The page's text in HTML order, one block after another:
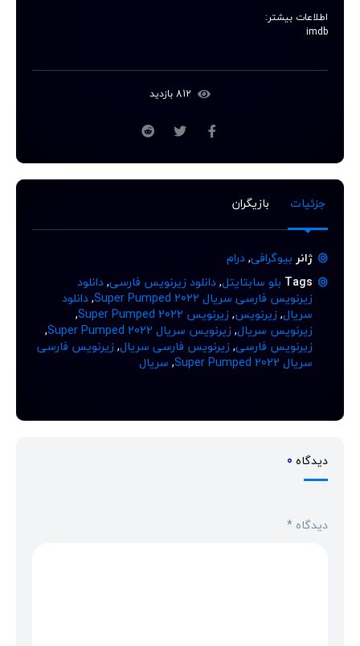
اطلاعات بیشتر:
imdb
جزئیات بازیگران
ژانر بیوگرافی,درام
Tags بلو سابتایتل,دانلود زیرنویس فارسی,دانلود
زیرنویس فارسی سریال Super Pumped 2022
,دانلود
سریال,زیرنویس,زیرنویس Super Pumped 2022
,
زیرنویس سریال,زیرنویس سریال Super Pumped 2022
,
زیرنویس فارسی,زیرنویس فارسی سریال,زیرنویس فارسی
سریال Super Pumped 2022
, سریال
دیدگاه 0
دیدگاه *